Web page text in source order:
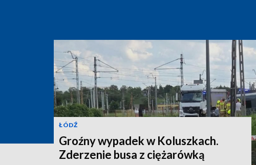
ŁÓDŹ
Groźny wypadek w Koluszkach.
Zderzenie busa z ciężarówką